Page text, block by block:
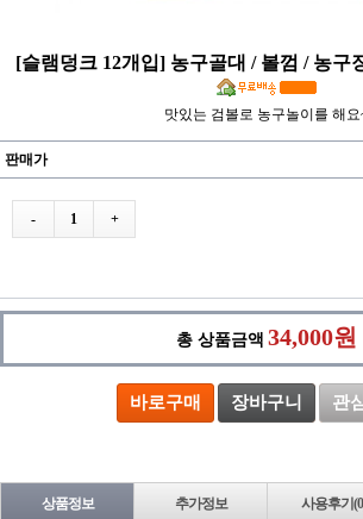
[슬램덩크 12개입] 농구골대 / 볼껌 / 농구
맛있는 검볼로 농구놀이를 해요
판매가
- 1 +
총 상품금액 34,000원
바로구매 장바구니 관
상품정보 추가정보 사용후기